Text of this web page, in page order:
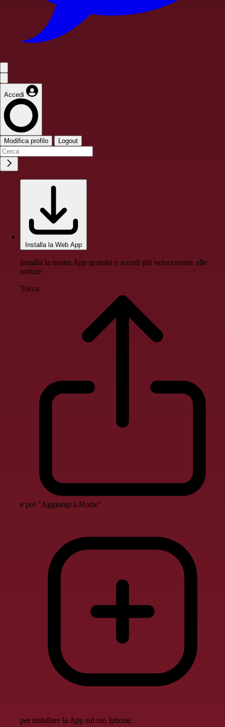
Accedi
Modifica profilo Logout
Installa la Web App
Installa la nostra App gratuita e accedi più velocemente alle
notizie
Tocca
e poi "Aggiungi a Home"
per installare la App sul tuo Iphone.